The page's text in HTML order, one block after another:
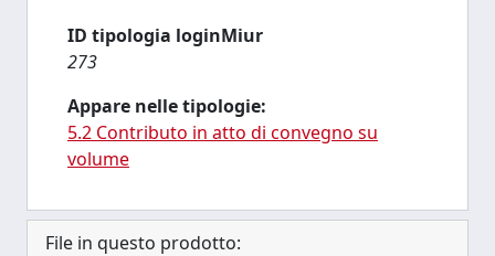
ID tipologia loginMiur
273
Appare nelle tipologie:
5.2 Contributo in atto di convegno su
volume
File in questo prodotto: